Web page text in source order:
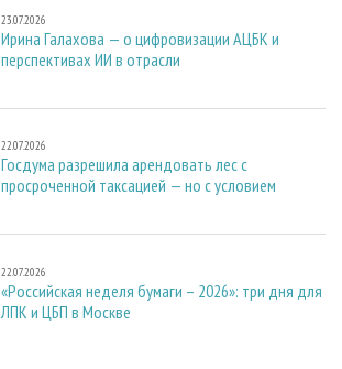
23.07.2026
Ирина Галахова — о цифровизации АЦБК и
перспективах ИИ в отрасли
22.07.2026
Госдума разрешила арендовать лес с
просроченной таксацией — но с условием
22.07.2026
«Российская неделя бумаги – 2026»: три дня для
ЛПК и ЦБП в Москве